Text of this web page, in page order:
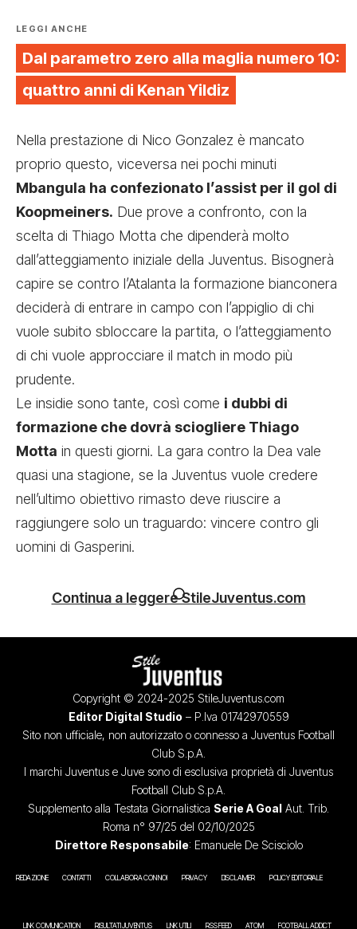
LEGGI ANCHE
Dal parametro zero alla maglia numero 10:
quattro anni di Kenan Yildiz
Nella prestazione di Nico Gonzalez è mancato
proprio questo, viceversa nei pochi minuti
Mbangula ha confezionato l’assist per il gol di
Koopmeiners. Due prove a confronto, con la
scelta di Thiago Motta che dipenderà molto
dall’atteggiamento iniziale della Juventus. Bisognerà
capire se contro l’Atalanta la formazione bianconera
deciderà di entrare in campo con l’appiglio di chi
vuole subito sbloccare la partita, o l’atteggiamento
di chi vuole approcciare il match in modo più
prudente.
Le insidie sono tante, così come i dubbi di
formazione che dovrà sciogliere Thiago
Motta in questi giorni. La gara contro la Dea vale
quasi una stagione, se la Juventus vuole credere
nell’ultimo obiettivo rimasto deve riuscire a
raggiungere solo un traguardo: vincere contro gli
uomini di Gasperini.
Continua a leggere StileJuventus.com
Copyright © 2024-2025 StileJuventus.com
Editor Digital Studio – P.Iva 01742970559
Sito non ufficiale, non autorizzato o connesso a Juventus Football
Club S.p.A.
I marchi Juventus e Juve sono di esclusiva proprietà di Juventus
Football Club S.p.A.
Supplemento alla Testata Giornalistica Serie A Goal Aut. Trib.
Roma n° 97/25 del 02/10/2025
Direttore Responsabile: Emanuele De Scisciolo
REDAZIONE CONTATTI COLLABORA CON NOI PRIVACY DISCLAIMER POLICY EDITORIALE
LINK COMUNICATION RISULTATI JUVENTUS LINK UTILI RSS FEED ATOM FOOTBALL ADDICT